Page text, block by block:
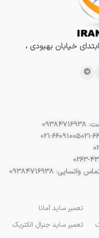
خیابان بهبودی ،
021-
021-66091005
0263-
واتساپی: 09384716938
تعمیر ساید آمانا
تعمیر ساید جنرال الکتریک